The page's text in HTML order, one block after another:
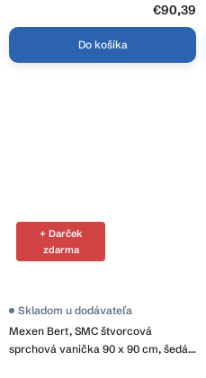
€90,39
Do košíka
+ Darček
zdarma
Mexen Bert, SMC štvorcová
sprchová vanička 90 x 90 cm, šedá,
Skladom u dodávateľa